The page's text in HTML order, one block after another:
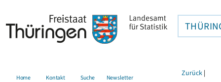
Home Kontakt Suche Newsletter Zurück |